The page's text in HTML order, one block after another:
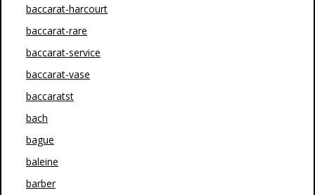
baccarat-harcourt
baccarat-rare
baccarat-service
baccarat-vase
baccaratst
bach
bague
baleine
barber